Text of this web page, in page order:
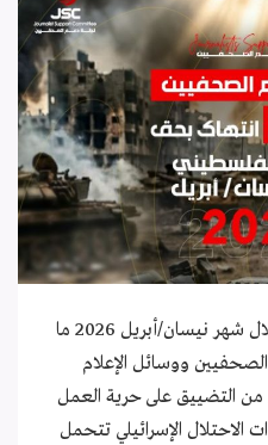
وثّقت لجنة دعم الصحفيين خلال شهر نيسان/أبريل 2026 ما
الصحفيين ووسائل الإعلام
التضييق على حرية العمل
الاحتلال الإسرائيلي تتحمل